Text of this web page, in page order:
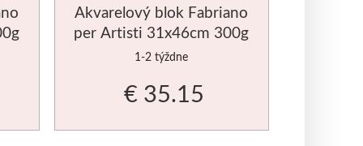
Akvarelový blok Fabriano
per Artisti 31x46cm 300g
1-2 týždne
€ 35.15